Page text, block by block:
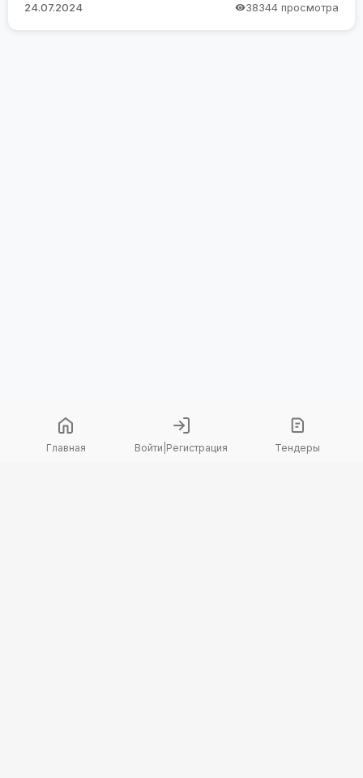
Главная Войти Регистрация Тендеры
24.07.2024 38344 просмотра